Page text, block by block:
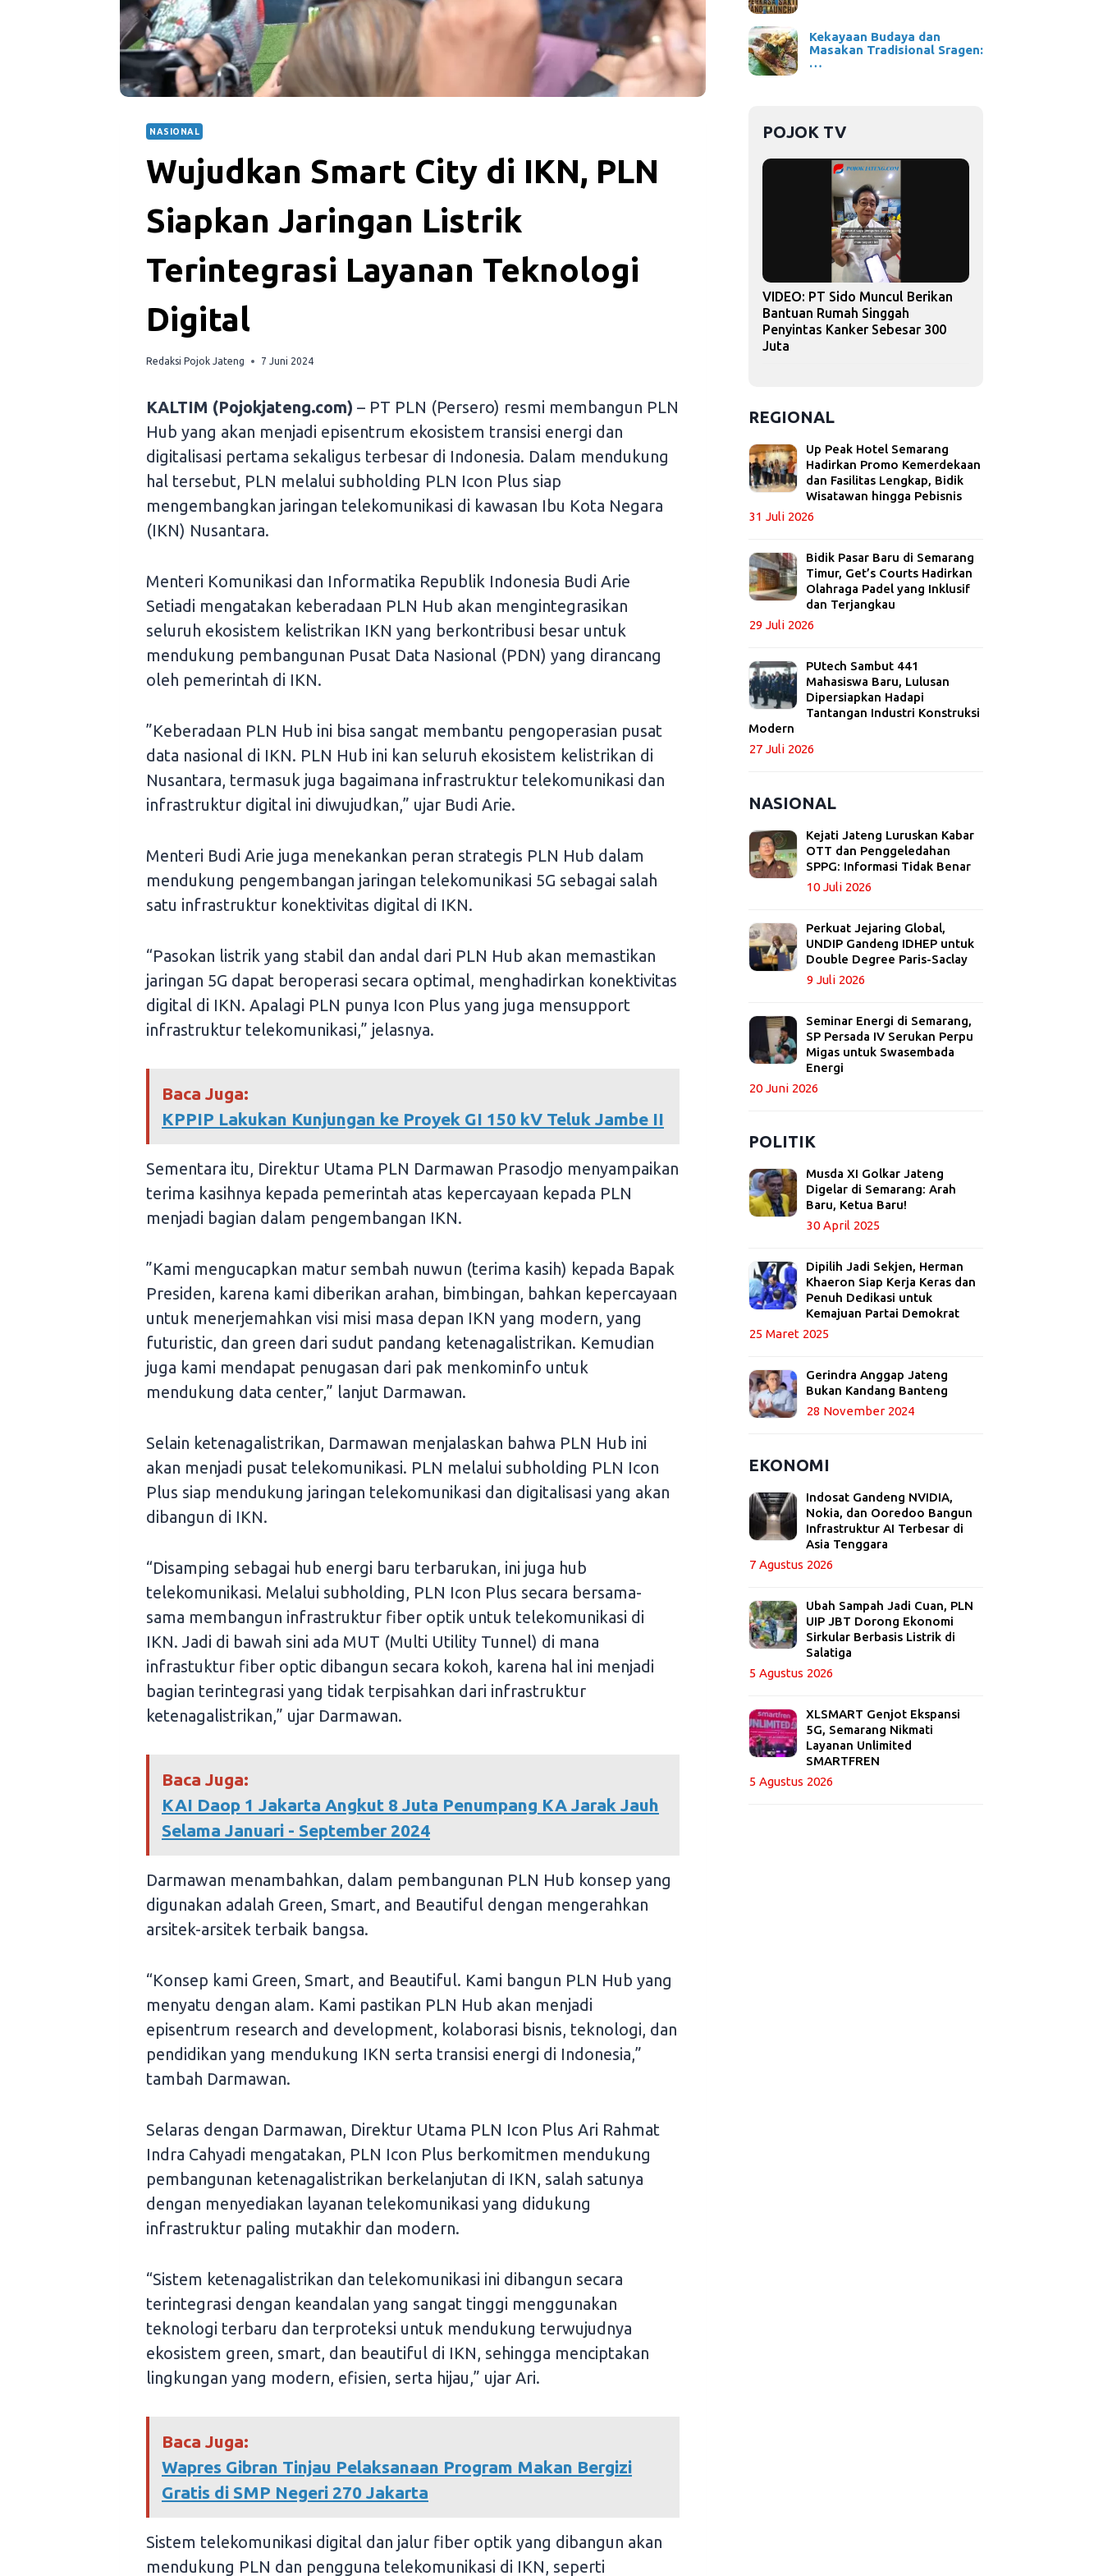
NASIONAL
Wujudkan Smart City di IKN, PLN
Siapkan Jaringan Listrik
Terintegrasi Layanan Teknologi
Digital
Redaksi Pojok Jateng 7 Juni 2024
KALTIM (Pojokjateng.com) – PT PLN (Persero) resmi membangun PLN
Hub yang akan menjadi episentrum ekosistem transisi energi dan
digitalisasi pertama sekaligus terbesar di Indonesia. Dalam mendukung
hal tersebut, PLN melalui subholding PLN Icon Plus siap
mengembangkan jaringan telekomunikasi di kawasan Ibu Kota Negara
(IKN) Nusantara.
Menteri Komunikasi dan Informatika Republik Indonesia Budi Arie
Setiadi mengatakan keberadaan PLN Hub akan mengintegrasikan
seluruh ekosistem kelistrikan IKN yang berkontribusi besar untuk
mendukung pembangunan Pusat Data Nasional (PDN) yang dirancang
oleh pemerintah di IKN.
”Keberadaan PLN Hub ini bisa sangat membantu pengoperasian pusat
data nasional di IKN. PLN Hub ini kan seluruh ekosistem kelistrikan di
Nusantara, termasuk juga bagaimana infrastruktur telekomunikasi dan
infrastruktur digital ini diwujudkan,” ujar Budi Arie.
Menteri Budi Arie juga menekankan peran strategis PLN Hub dalam
mendukung pengembangan jaringan telekomunikasi 5G sebagai salah
satu infrastruktur konektivitas digital di IKN.
“Pasokan listrik yang stabil dan andal dari PLN Hub akan memastikan
jaringan 5G dapat beroperasi secara optimal, menghadirkan konektivitas
digital di IKN. Apalagi PLN punya Icon Plus yang juga mensupport
infrastruktur telekomunikasi,” jelasnya.
Baca Juga:
KPPIP Lakukan Kunjungan ke Proyek GI 150 kV Teluk Jambe II
Sementara itu, Direktur Utama PLN Darmawan Prasodjo menyampaikan
terima kasihnya kepada pemerintah atas kepercayaan kepada PLN
menjadi bagian dalam pengembangan IKN.
”Kami mengucapkan matur sembah nuwun (terima kasih) kepada Bapak
Presiden, karena kami diberikan arahan, bimbingan, bahkan kepercayaan
untuk menerjemahkan visi misi masa depan IKN yang modern, yang
futuristic, dan green dari sudut pandang ketenagalistrikan. Kemudian
juga kami mendapat penugasan dari pak menkominfo untuk
mendukung data center,” lanjut Darmawan.
Selain ketenagalistrikan, Darmawan menjalaskan bahwa PLN Hub ini
akan menjadi pusat telekomunikasi. PLN melalui subholding PLN Icon
Plus siap mendukung jaringan telekomunikasi dan digitalisasi yang akan
dibangun di IKN.
“Disamping sebagai hub energi baru terbarukan, ini juga hub
telekomunikasi. Melalui subholding, PLN Icon Plus secara bersama-
sama membangun infrastruktur fiber optik untuk telekomunikasi di
IKN. Jadi di bawah sini ada MUT (Multi Utility Tunnel) di mana
infrastuktur fiber optic dibangun secara kokoh, karena hal ini menjadi
bagian terintegrasi yang tidak terpisahkan dari infrastruktur
ketenagalistrikan,” ujar Darmawan.
Baca Juga:
KAI Daop 1 Jakarta Angkut 8 Juta Penumpang KA Jarak Jauh
Selama Januari - September 2024
Darmawan menambahkan, dalam pembangunan PLN Hub konsep yang
digunakan adalah Green, Smart, and Beautiful dengan mengerahkan
arsitek-arsitek terbaik bangsa.
“Konsep kami Green, Smart, and Beautiful. Kami bangun PLN Hub yang
menyatu dengan alam. Kami pastikan PLN Hub akan menjadi
episentrum research and development, kolaborasi bisnis, teknologi, dan
pendidikan yang mendukung IKN serta transisi energi di Indonesia,”
tambah Darmawan.
Selaras dengan Darmawan, Direktur Utama PLN Icon Plus Ari Rahmat
Indra Cahyadi mengatakan, PLN Icon Plus berkomitmen mendukung
pembangunan ketenagalistrikan berkelanjutan di IKN, salah satunya
dengan menyediakan layanan telekomunikasi yang didukung
infrastruktur paling mutakhir dan modern.
“Sistem ketenagalistrikan dan telekomunikasi ini dibangun secara
terintegrasi dengan keandalan yang sangat tinggi menggunakan
teknologi terbaru dan terproteksi untuk mendukung terwujudnya
ekosistem green, smart, dan beautiful di IKN, sehingga menciptakan
lingkungan yang modern, efisien, serta hijau,” ujar Ari.
Baca Juga:
Wapres Gibran Tinjau Pelaksanaan Program Makan Bergizi
Gratis di SMP Negeri 270 Jakarta
Sistem telekomunikasi digital dan jalur fiber optik yang dibangun akan
mendukung PLN dan pengguna telekomunikasi di IKN, seperti
Kekayaan Budaya dan
Masakan Tradisional Sragen:
…
POJOK TV
VIDEO: PT Sido Muncul Berikan
Bantuan Rumah Singgah
Penyintas Kanker Sebesar 300
Juta
REGIONAL
Up Peak Hotel Semarang
Hadirkan Promo Kemerdekaan
dan Fasilitas Lengkap, Bidik
Wisatawan hingga Pebisnis
31 Juli 2026
Bidik Pasar Baru di Semarang
Timur, Get’s Courts Hadirkan
Olahraga Padel yang Inklusif
dan Terjangkau
29 Juli 2026
PUtech Sambut 441
Mahasiswa Baru, Lulusan
Dipersiapkan Hadapi
Tantangan Industri Konstruksi
Modern
27 Juli 2026
NASIONAL
Kejati Jateng Luruskan Kabar
OTT dan Penggeledahan
SPPG: Informasi Tidak Benar
10 Juli 2026
Perkuat Jejaring Global,
UNDIP Gandeng IDHEP untuk
Double Degree Paris-Saclay
9 Juli 2026
Seminar Energi di Semarang,
SP Persada IV Serukan Perpu
Migas untuk Swasembada
Energi
20 Juni 2026
POLITIK
Musda XI Golkar Jateng
Digelar di Semarang: Arah
Baru, Ketua Baru!
30 April 2025
Dipilih Jadi Sekjen, Herman
Khaeron Siap Kerja Keras dan
Penuh Dedikasi untuk
Kemajuan Partai Demokrat
25 Maret 2025
Gerindra Anggap Jateng
Bukan Kandang Banteng
28 November 2024
EKONOMI
Indosat Gandeng NVIDIA,
Nokia, dan Ooredoo Bangun
Infrastruktur AI Terbesar di
Asia Tenggara
7 Agustus 2026
Ubah Sampah Jadi Cuan, PLN
UIP JBT Dorong Ekonomi
Sirkular Berbasis Listrik di
Salatiga
5 Agustus 2026
XLSMART Genjot Ekspansi
5G, Semarang Nikmati
Layanan Unlimited
SMARTFREN
5 Agustus 2026